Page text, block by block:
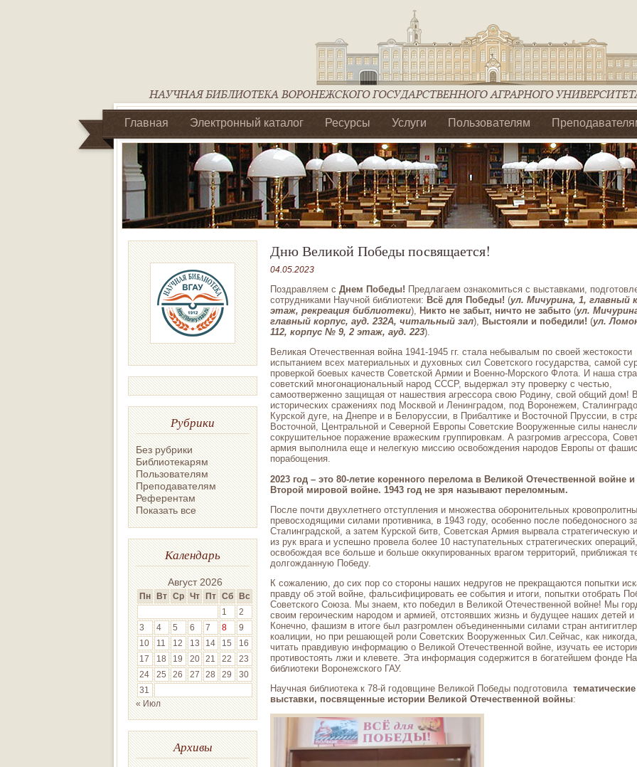
Главная Электронный каталог Ресурсы Услуги Пользователям
Библиотеки регионального отделения Ассоциации Агрообразование по ЦФО
Рубрики
Без рубрики
Библиотекарям
Пользователям
Преподавателям
Референтам
Показать все
Календарь
Август 2026
Пн Вт Ср Чт Пт Сб Вс
1
2
3
4 5 6 7 8
9
10
11 12 13 14 15
16
17
18 19 20 21 22
23
24
25 26 27 28 29
30
31
« Июл
Архивы
Дню Великой Победы посвящается!
04.05.2023
Поздравляем с Днем Победы! Предлагаем ознакомиться с выставками,
сотрудниками Научной библиотеки: Всё для Победы! (ул. Мичурина, 1, главный
этаж, рекреация библиотеки), Никто не забыт, ничто не забыто (ул.
главный корпус, ауд. 232А, читальный зал), Выстояли и победили! (ул.
112, корпус № 9, 2 этаж, ауд. 223).
Великая Отечественная война 1941-1945 гг. стала небывалым по своей жестокости
испытанием всех материальных и духовных сил Советского государства, самой
проверкой боевых качеств Советской Армии и Военно-Морского Флота. И наша
советский многонациональный народ СССР, выдержал эту проверку с честью,
самоотверженно защищая от нашествия агрессора свою Родину, свой общий дом! В
исторических сражениях под Москвой и Ленинградом, под Воронежем,
Курской дуге, на Днепре и в Белоруссии, в Прибалтике и Восточной Пруссии, в
Восточной, Центральной и Северной Европы Советские Вооруженные силы
сокрушительное поражение вражеским группировкам. А разгромив агрессора,
армия выполнила еще и нелегкую миссию освобождения народов Европы от
порабощения.
2023 год – это 80-летие коренного перелома в Великой Отечественной войне
Второй мировой войне. 1943 год не зря называют переломным.
После почти двухлетнего отступления и множества оборонительных
превосходящими силами противника, в 1943 году, особенно после победоносного
Сталинградской, а затем Курской битв, Советская Армия вырвала стратегическую
из рук врага и успешно провела более 10 наступательных стратегических операций,
освобождая все больше и больше оккупированных врагом территорий, приближая
долгожданную Победу.
К сожалению, до сих пор со стороны наших недругов не прекращаются попытки
правду об этой войне, фальсифицировать ее события и итоги, попытки отобрать
Советского Союза. Мы знаем, кто победил в Великой Отечественной войне! Мы
своим героическим народом и армией, отстоявших жизнь и будущее наших детей и
Конечно, фашизм в итоге был разгромлен объединенными силами стран
коалиции, но при решающей роли Советских Вооруженных Сил.Сейчас, как
читать правдивую информацию о Великой Отечественной войне, изучать ее
противостоять лжи и клевете. Эта информация содержится в богатейшем фонде
библиотеки Воронежского ГАУ.
Научная библиотека к 78-й годовщине Великой Победы подготовила тематические
выставки, посвященные истории Великой Отечественной войны: